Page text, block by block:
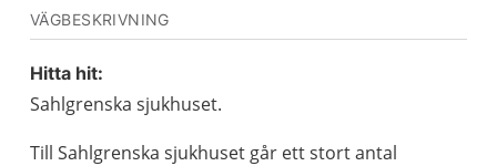
VÄGBESKRIVNING
Hitta hit:
Sahlgrenska sjukhuset.
Till Sahlgrenska sjukhuset går ett stort antal